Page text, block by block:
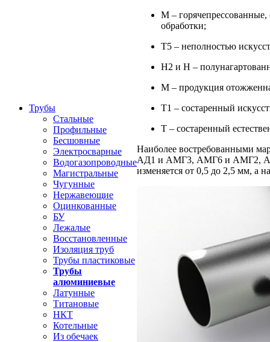
Трубы
Стальные
Профильные
Бесшовные
Электросварные
Водогазопроводные
Магистральные
Чугунные
Нержавеющие
Оцинкованные
БУ
Лежалые
Восстановленные
Изоляция труб
Трубы пластиковые
Трубы
алюминиевые
Латунные
Титановые
НКТ
Котельные
Из обечаек
М –
обработки;
Т5 – неполностью
Н2 и Н –
М – продукция
Т1 – состаренный
Т – состаренный
Наиболее востребованными
АД1 и АМГ3, АМГ6 и АМГ2,
изменяется от 0,5 до 2,5 мм, а